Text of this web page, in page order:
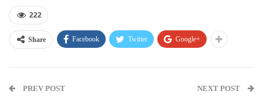
222
Share Facebook Twitter Google+
PREV POST NEXT POST